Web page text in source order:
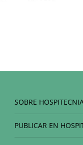
SOBRE
PUBLICAR EN